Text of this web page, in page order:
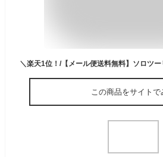
この商品をサイトで